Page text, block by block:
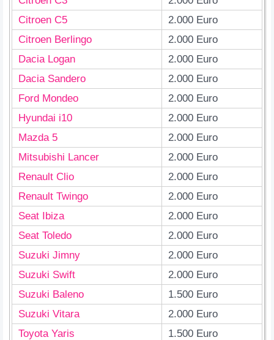
Citroen C5
2.000 Euro
Citroen Berlingo
2.000 Euro
Dacia Logan
2.000 Euro
Dacia Sandero
2.000 Euro
Ford Mondeo
2.000 Euro
Hyundai i10
2.000 Euro
Mazda 5
2.000 Euro
Mitsubishi Lancer
2.000 Euro
Renault Clio
2.000 Euro
Renault Twingo
2.000 Euro
Seat Ibiza
2.000 Euro
Seat Toledo
2.000 Euro
Suzuki Jimny
2.000 Euro
Suzuki Swift
2.000 Euro
Suzuki Baleno
1.500 Euro
Suzuki Vitara
2.000 Euro
Toyota Yaris
1.500 Euro